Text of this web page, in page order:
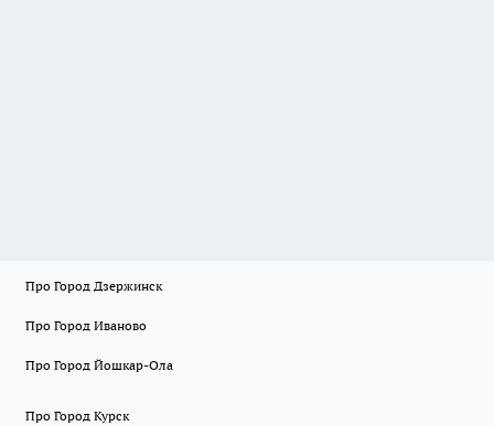
Про Город Дзержинск
Про Город Иваново
Про Город Йошкар-Ола
Про Город Курск